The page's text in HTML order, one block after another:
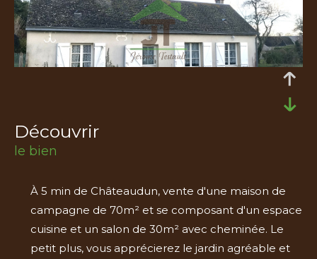
découvrir
le bien
À 5 min de Châteaudun, vente d'une maison de
campagne de 70m² et se composant d'un espace
cuisine et un salon de 30m² avec cheminée. Le
petit plus, vous apprécierez le jardin agréable et